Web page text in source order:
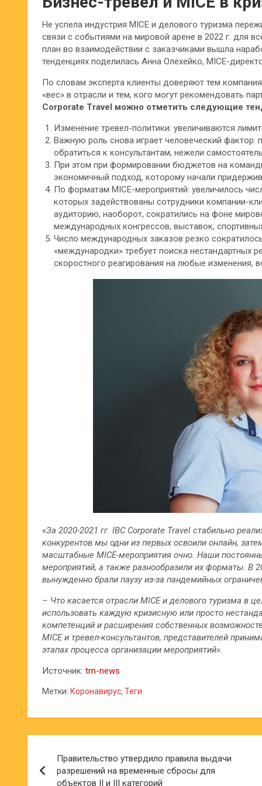
Не успела индустрия MICE и делового туризма
связи с событиями на мировой арене в 2022 г. для
план во взаимодействии с заказчиками вышла
тенденциях поделилась Анна Олехейко, MICE-
По словам эксперта клиенты доверяют тем
«вес» в отрасли и тем, кого могут рекомендовать
Corporate Travel можно отметить следующие
Изменение тревел-политики: увеличиваются
Важную роль снова играет человеческий фактор:
обратиться к консультантам, нежели
При этом при формировании бюджетов на
экономичный подход, которому начали
По форматам MICE-мероприятий: увеличилось
которых задействованы сотрудники компании-
аудиторию, наоборот, сократились на фоне
международных конгрессов, выставок,
Число международных заказов резко
«международки» требует поиска нестандартных
скоростного реагирования на любые изменения,
«За 2020-2021 гг. IBC Corporate Travel стабильно
конкурентов мы одни из первых освоили онлайн,
масштабные MICE-мероприятия очно. Наши
мероприятий, а также разнообразили их форматы. В
вынужденно брали паузу из-за пандемийных
– Что касается отрасли MICE и делового туризма в
использовать каждую кризисную или просто
компетенций и расширения собственных
MICE и тревел-консультантов, представителей
этапах процесса организации мероприятий».
Источник: trn-news
Метки: Коронавирус, Теги
по
Правительство утвердило правила выдачи
разрешений на временные сбросы для
объектов II и III категорий